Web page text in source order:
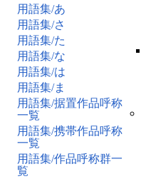
用語集/あ
用語集/さ
用語集/た
用語集/な
用語集/は
用語集/ま
用語集/据置作品呼称
一覧
用語集/携帯作品呼称
一覧
用語集/作品呼称群一
覧